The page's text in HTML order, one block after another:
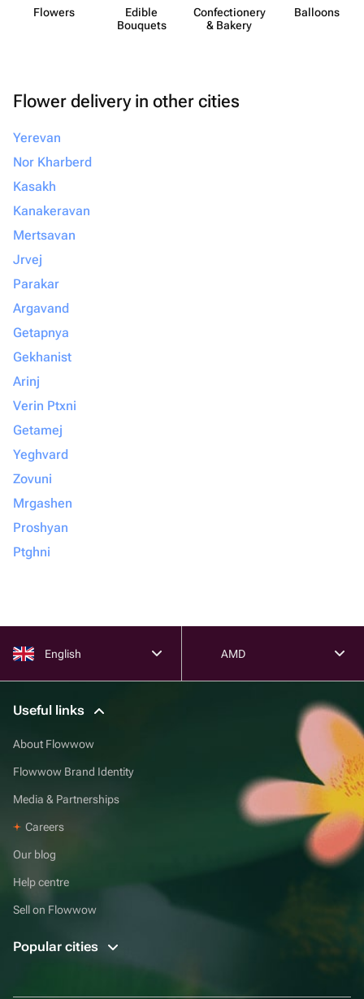
Flowers
Edible
Bouquets
Confect​ionery
& Bakery
Balloons
Flower delivery in other cities
Yerevan
Nor Kharberd
Kasakh
Kanakeravan
Mertsavan
Jrvej
Parakar
Argavand
Getapnya
Gekhanist
Arinj
Verin Ptxni
Getamej
Yeghvard
Zovuni
Mrgashen
Proshyan
Ptghni
English AMD
Useful links
About Flowwow
Flowwow Brand Identity
Media & Partnerships
Careers
Our blog
Help centre
Sell on Flowwow
Popular cities